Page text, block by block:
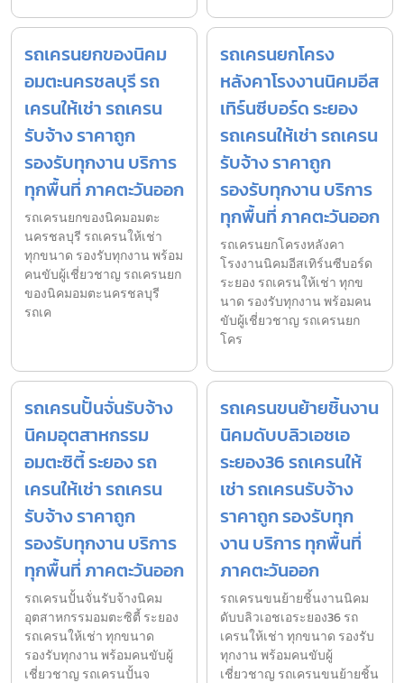
รถเครนยกของนิคม
อมตะนครชลบุรี รถ
เครนให้เช่า รถเครน
รับจ้าง ราคาถูก
รองรับทุกงาน บริการ
ทุกพื้นที่ ภาคตะวันออก
รถเครนยกของนิคมอมตะ
นครชลบุรี รถเครนให้เช่า
ทุกขนาด รองรับทุกงาน พร้อม
คนขับผู้เชี่ยวชาญ รถเครนยก
ของนิคมอมตะนครชลบุรี
รถเค
รถเครนยกโครง
หลังคาโรงงานนิคมอีส
เทิร์นซีบอร์ด ระยอง
รถเครนให้เช่า รถเครน
รับจ้าง ราคาถูก
รองรับทุกงาน บริการ
ทุกพื้นที่ ภาคตะวันออก
รถเครนยกโครงหลังคา
โรงงานนิคมอีสเทิร์นซีบอร์ด
ระยอง รถเครนให้เช่า ทุกข
นาด รองรับทุกงาน พร้อมคน
ขับผู้เชี่ยวชาญ รถเครนยก
โคร
รถเครนปั้นจั่นรับจ้าง
นิคมอุตสาหกรรม
อมตะซิตี้ ระยอง รถ
เครนให้เช่า รถเครน
รับจ้าง ราคาถูก
รองรับทุกงาน บริการ
ทุกพื้นที่ ภาคตะวันออก
รถเครนปั้นจั่นรับจ้างนิคม
อุตสาหกรรมอมตะซิตี้ ระยอง
รถเครนให้เช่า ทุกขนาด
รองรับทุกงาน พร้อมคนขับผู้
เชี่ยวชาญ รถเครนปั้นจ
รถเครนขนย้ายชิ้นงาน
นิคมดับบลิวเอชเอ
ระยอง36 รถเครนให้
เช่า รถเครนรับจ้าง
ราคาถูก รองรับทุก
งาน บริการ ทุกพื้นที่
ภาคตะวันออก
รถเครนขนย้ายชิ้นงานนิคม
ดับบลิวเอชเอระยอง36 รถ
เครนให้เช่า ทุกขนาด รองรับ
ทุกงาน พร้อมคนขับผู้
เชี่ยวชาญ รถเครนขนย้ายชิ้น